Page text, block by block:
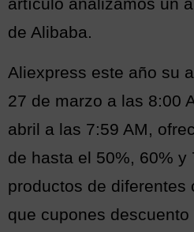
artículo analizamos un
de Alibaba.
Aliexpress este año su
27 de marzo a las 8:00
abril a las 7:59 AM,
de hasta el 50%, 60% y
productos de diferentes
que cupones